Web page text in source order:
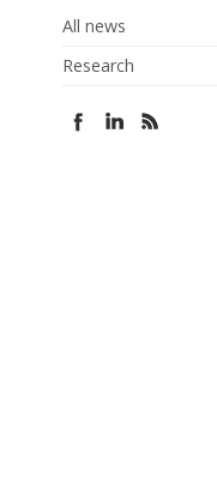
All news
Research